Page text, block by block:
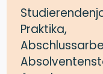
Praktika,